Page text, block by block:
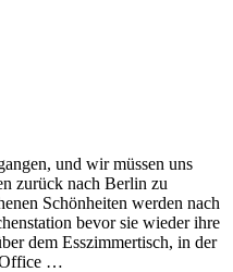
und wir müssen uns
zurück nach Berlin zu
Schönheiten werden nach
bevor sie wieder ihre
dem Esszimmertisch, in der
Office …